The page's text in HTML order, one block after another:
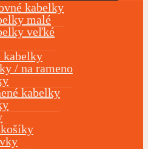
kabelky
malé
veľké
kabelky
/ na rameno
kabelky